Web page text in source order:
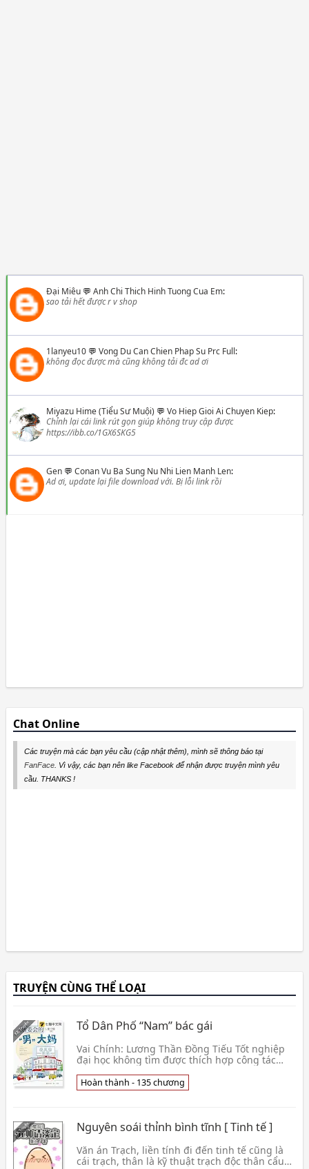
Đại Miêu💬 Anh Chi Thich Hinh Tuong Cua Em:
sao tải hết được r v shop
1lanyeu10💬 Vong Du Can Chien Phap Su Prc Full:
không đọc được mà cũng không tải đc ad ơi
Miyazu Hime (Tiểu Sư Muội) 💬 Vo Hiep Gioi Ai Chuyen Kiep:
Chỉnh lại cái link rút gọn giúp không truy cập được
https://ibb.co/1GX6SKG5
Gen💬 Conan Vu Ba Sung Nu Nhi Lien Manh Len:
Ad ơi, update lại file download với. Bị lỗi link rồi
Chat Online
Các truyện mà các bạn yêu cầu (cập nhật thêm), mình sẽ thông báo tại
FanFace. Vì vậy, các bạn nên like Facebook để nhận được truyện mình yêu
cầu. THANKS !
TRUYỆN CÙNG THỂ LOẠI
Tổ Dân Phố “Nam” bác gái
Vai Chính: Lương Thần Đồng Tiếu Tốt nghiệp
đại học không tìm được thích hợp công tác
lực đề cử hạ👦 Trương Ninh Hi
Hoàn thành - 135 chương
Nguyên soái thỉnh bình tĩnh [ Tinh tế ]
Văn án Trạch, liền tính đi đến tinh tế cũng là
cái trạch, thân là kỹ thuật trạch độc thân cẩu